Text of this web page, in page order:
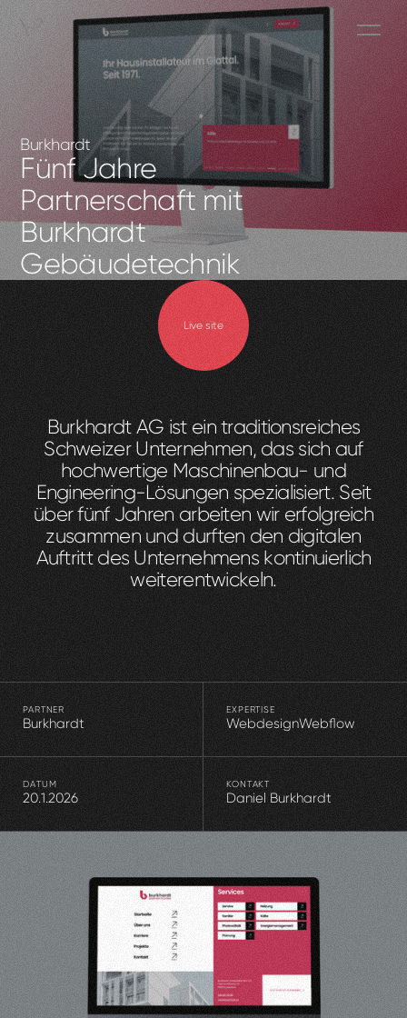
Burkhardt
Fünf Jahre
Partnerschaft mit
Burkhardt
Gebäudetechnik
Live site
Burkhardt AG ist ein traditionsreiches
Schweizer Unternehmen, das sich auf
hochwertige Maschinenbau- und
Engineering-Lösungen spezialisiert. Seit
über fünf Jahren arbeiten wir erfolgreich
zusammen und durften den digitalen
Auftritt des Unternehmens kontinuierlich
weiterentwickeln.
PARTNER
Burkhardt
EXPERTISE
WebdesignWebflow
DATUM
20.1.2026
KONTAKT
Daniel Burkhardt